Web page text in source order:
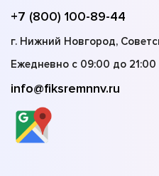
+7 (800) 100-89-44
г. Нижний Новгород,
Ежедневно с 09:00 до 21:00
info@fiksremnnv.ru